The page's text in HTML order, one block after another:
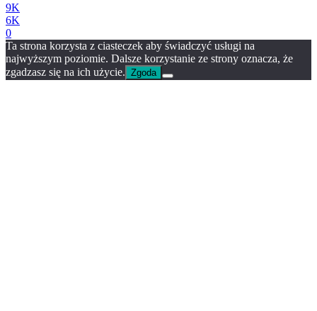
9K
6K
0
Ta strona korzysta z ciasteczek aby świadczyć usługi na
najwyższym poziomie. Dalsze korzystanie ze strony oznacza, że
zgadzasz się na ich użycie. Zgoda